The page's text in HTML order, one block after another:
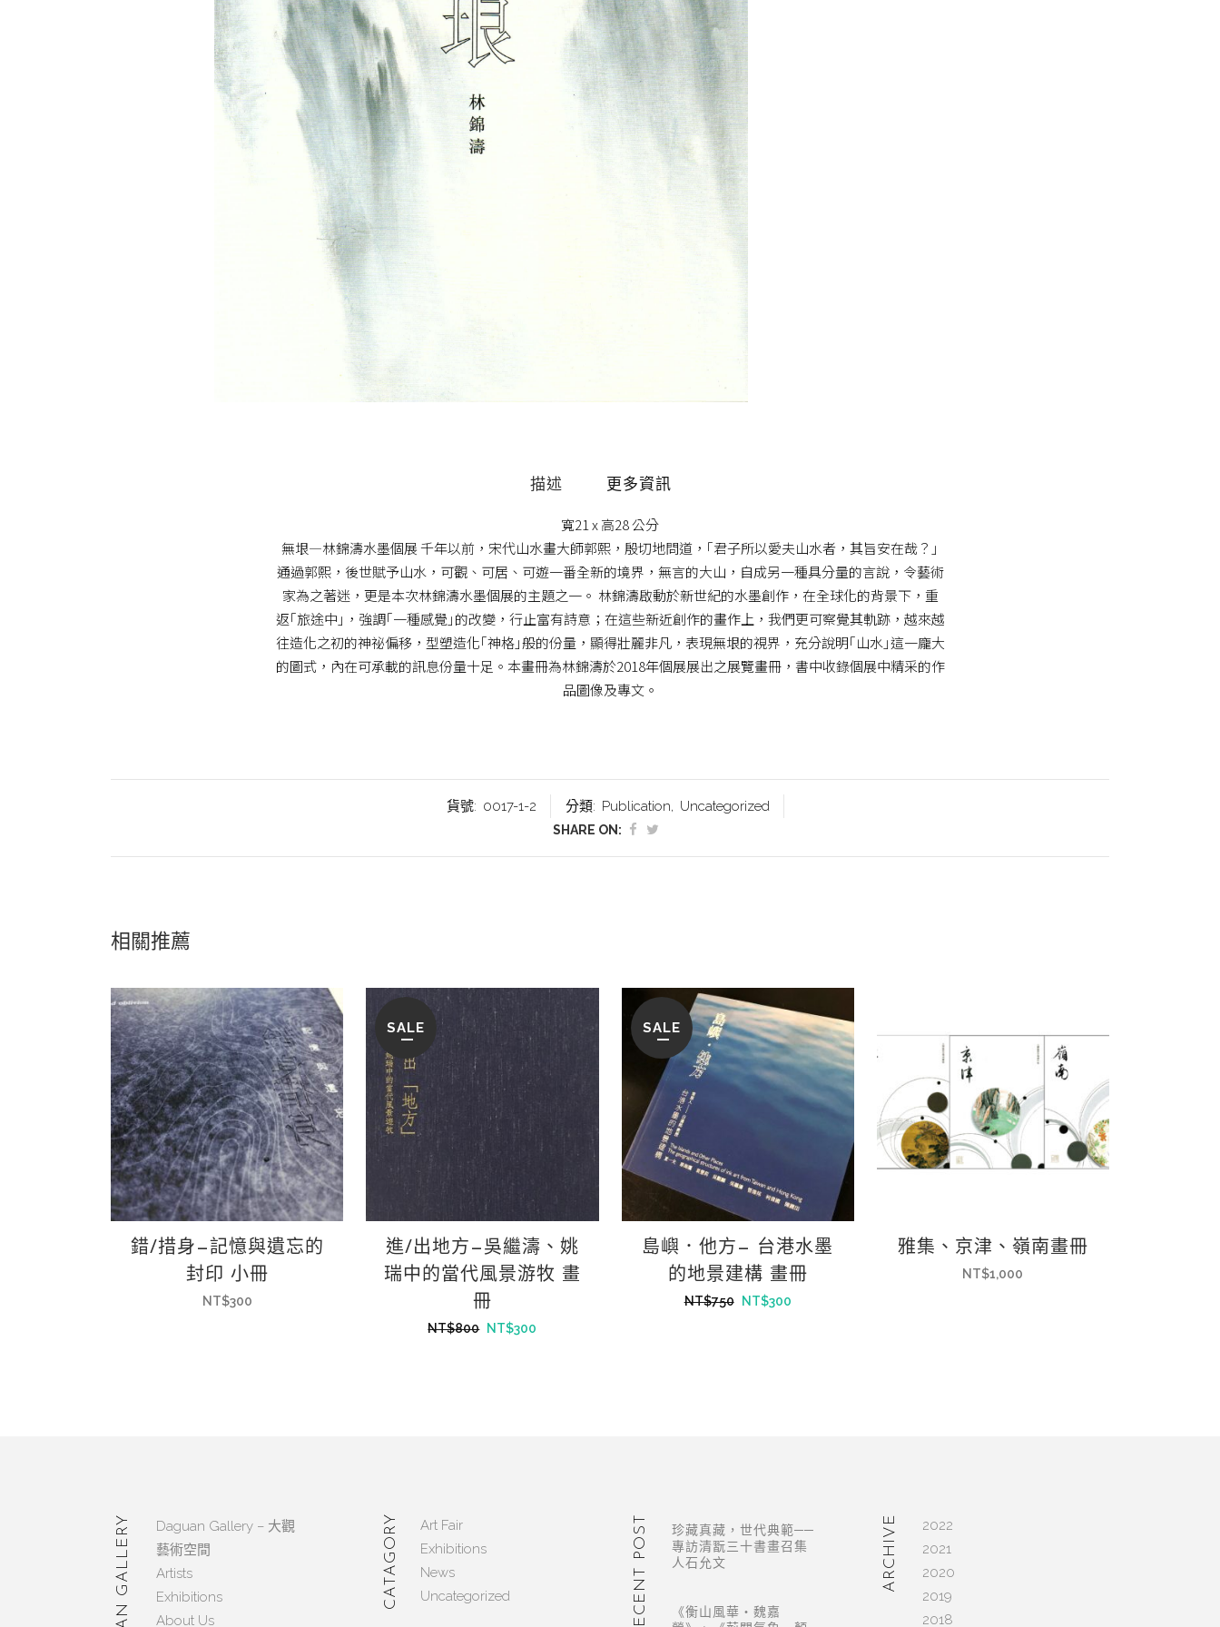
描述 更多資訊
寬21 x 高28 公分
無垠—林錦濤水墨個展 千年以前，宋代山水畫大師郭熙，殷切地問道，｢君子所以愛夫山水者，其旨安在哉？｣
通過郭熙，後世賦予山水，可觀、可居、可遊一番全新的境界，無言的大山，自成另一種具分量的言說，令藝術
家為之著迷，更是本次林錦濤水墨個展的主題之一。 林錦濤啟動於新世紀的水墨創作，在全球化的背景下，重
返｢旅途中｣，強調｢一種感覺｣的改變，行止富有詩意；在這些新近創作的畫作上，我們更可察覺其軌跡，越來越
往造化之初的神祕偏移，型塑造化｢神格｣般的份量，顯得壯麗非凡，表現無垠的視界，充分說明｢山水｣這一龐大
的圖式，內在可承載的訊息份量十足。本畫冊為林錦濤於2018年個展展出之展覽畫冊，書中收錄個展中精采的作
品圖像及專文。
貨號: 0017-1-2 分類: Publication, Uncategorized
SHARE ON:
相關推薦
錯/措身—記憶與遺忘的
封印 小冊
NT$300
SALE
進/出地方—吳繼濤、姚
瑞中的當代風景游牧 畫
冊
NT$800 NT$300
SALE
島嶼．他方— 台港水墨
的地景建構 畫冊
NT$750 NT$300
雅集、京津、嶺南畫冊
NT$1,000
Daguan Gallery – 大觀
藝術空間
Artists
Exhibitions
About Us
CATAGORY
Art Fair
Exhibitions
News
Uncategorized
RECENT POST
珍藏真藏，世代典範──
專訪清翫三十書畫召集
人石允文
《衡山風華・魏嘉
ARCHIVE
2022
2021
2020
2019
2018